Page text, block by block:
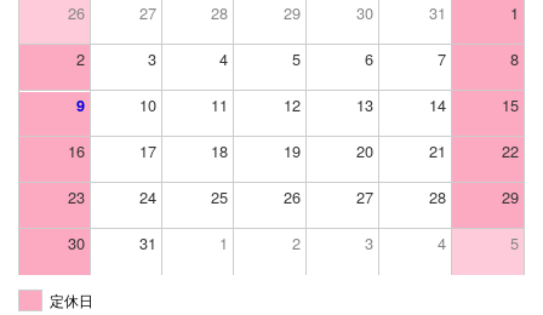
26 27 28 29 30 31
1
2
3 4 5 6 7 8
9 10 11 12 13 14
15
16
17 18 19 20 21
22
23
24 25 26 27 28
29
30
31 1 2 3 4 5
定休日